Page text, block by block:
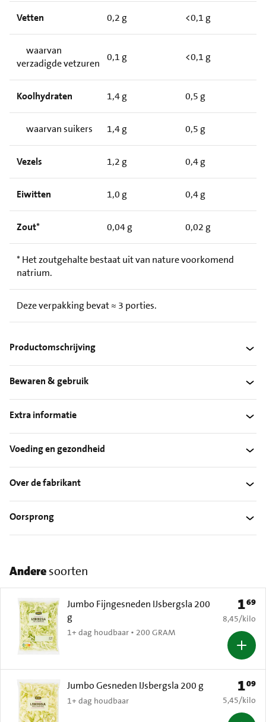
Vetten 0,2 g <0,1 g
waarvan
verzadigde vetzuren
0,1 g <0,1 g
Koolhydraten 1,4 g 0,5 g
waarvan suikers 1,4 g 0,5 g
Vezels 1,2 g 0,4 g
Eiwitten 1,0 g 0,4 g
Zout* 0,04 g 0,02 g
* Het zoutgehalte bestaat uit van nature voorkomend
natrium.
Deze verpakking bevat ≈ 3 porties.
Productomschrijving
Bewaren & gebruik
Extra informatie
Voeding en gezondheid
Over de fabrikant
Oorsprong
Anderesoorten
Jumbo Fijngesneden IJsbergsla 200
g
1+ dag houdbaar • 200 GRAM
Prijs:
169
€ 8,45 per
8,45/kilo
Jumbo Gesneden IJsbergsla 200 g
1+ dag houdbaar
Prijs:
109
€ 5,45 per
5,45/kilo